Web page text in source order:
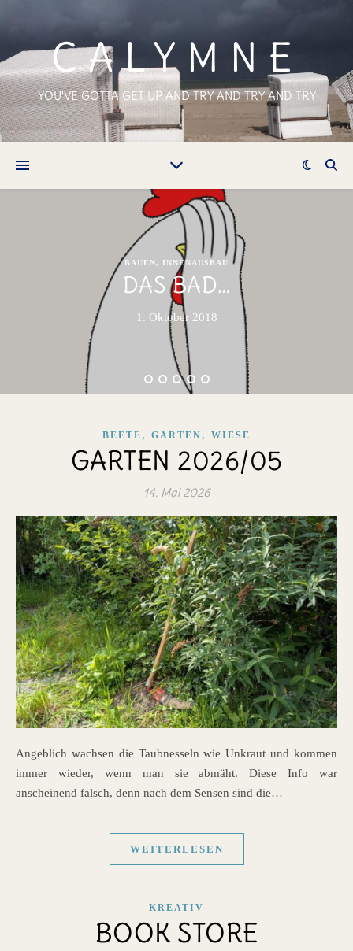
CALYMNE
YOU'VE GOTTA GET UP AND TRY AND TRY AND TRY
BAUEN, INNENAUSBAU
DAS BAD…
1. Oktober 2018
BEETE , GARTEN , WIESE
GARTEN 2026/05
14. Mai 2026
Angeblich wachsen die Taubnesseln wie Unkraut und kommen
immer wieder, wenn man sie abmäht. Diese Info war
anscheinend falsch, denn nach dem Sensen sind die…
WEITERLESEN
KREATIV
BOOK STORE